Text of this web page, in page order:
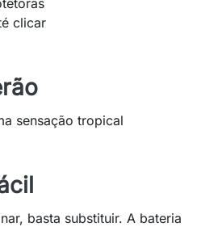
clicar
sensação tropical
basta substituir. A bateria